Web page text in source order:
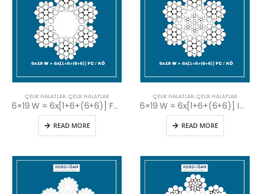
ÇELIK HALATLAR,ÇELIK HALATLAR
6×19 W = 6x[1+6+(6+6)] FC / KÖ
READ MORE
ÇELIK HALATLAR,ÇELIK HALATLAR
6×19 W = 6x[1+6+(6+6)] IWRC / ÇÖ
READ MORE